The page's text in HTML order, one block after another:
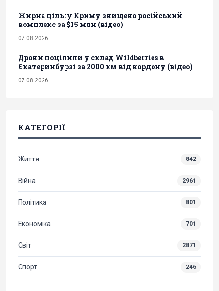
Жирна ціль: у Криму знищено російський
комплекс за $15 млн (відео)
07.08.2026
Дрони поцілили у склад Wildberries в
Єкатеринбурзі за 2000 км від кордону (відео)
07.08.2026
КАТЕГОРІЇ
Життя 842
Війна 2961
Політика 801
Економіка 701
Світ 2871
Спорт 246